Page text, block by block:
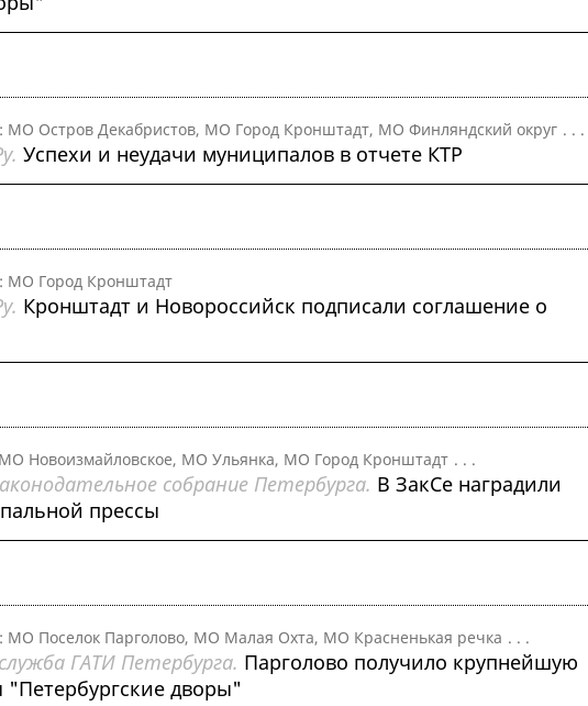
Остров Декабристов, МО Город Кронштадт, МО Финляндский округ . . .
Успехи и неудачи муниципалов в отчете КТР
МО Город Кронштадт
Кронштадт и Новороссийск подписали соглашение о
Новоизмайловское, МО Ульянка, МО Город Кронштадт . . .
собрание Петербурга. В ЗакСе наградили
прессы
Поселок Парголово, МО Малая Охта, МО Красненькая речка . . .
ГАТИ Петербурга. Парголово получило крупнейшую
дворы"